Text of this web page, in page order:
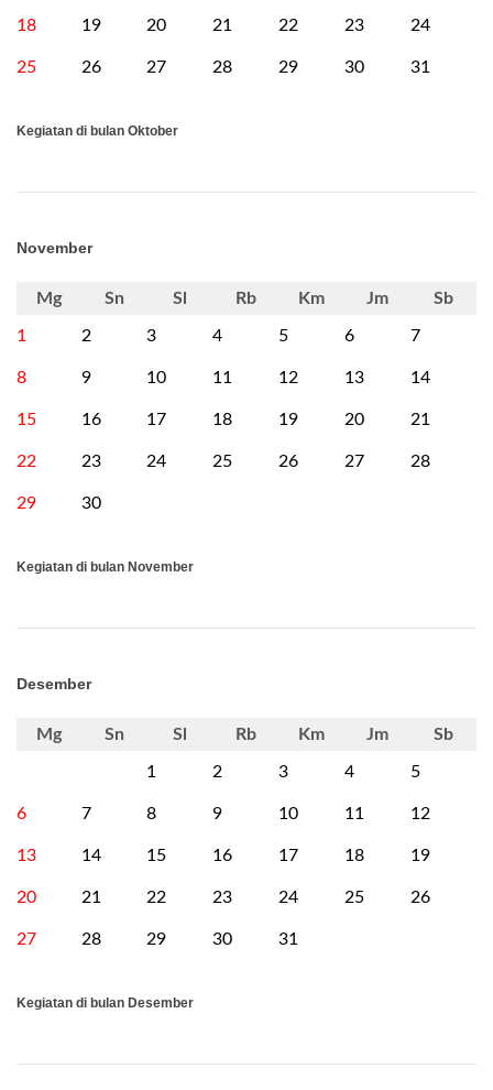
18 19 20 21 22 23 24
25 26 27 28 29 30 31
Kegiatan di bulan Oktober
November
Mg Sn Sl Rb Km Jm Sb
1 2 3 4 5 6 7
8 9 10 11 12 13 14
15 16 17 18 19 20 21
22 23 24 25 26 27 28
29 30
Kegiatan di bulan November
Desember
Mg Sn Sl Rb Km Jm Sb
1 2 3 4 5
6 7 8 9 10 11 12
13 14 15 16 17 18 19
20 21 22 23 24 25 26
27 28 29 30 31
Kegiatan di bulan Desember